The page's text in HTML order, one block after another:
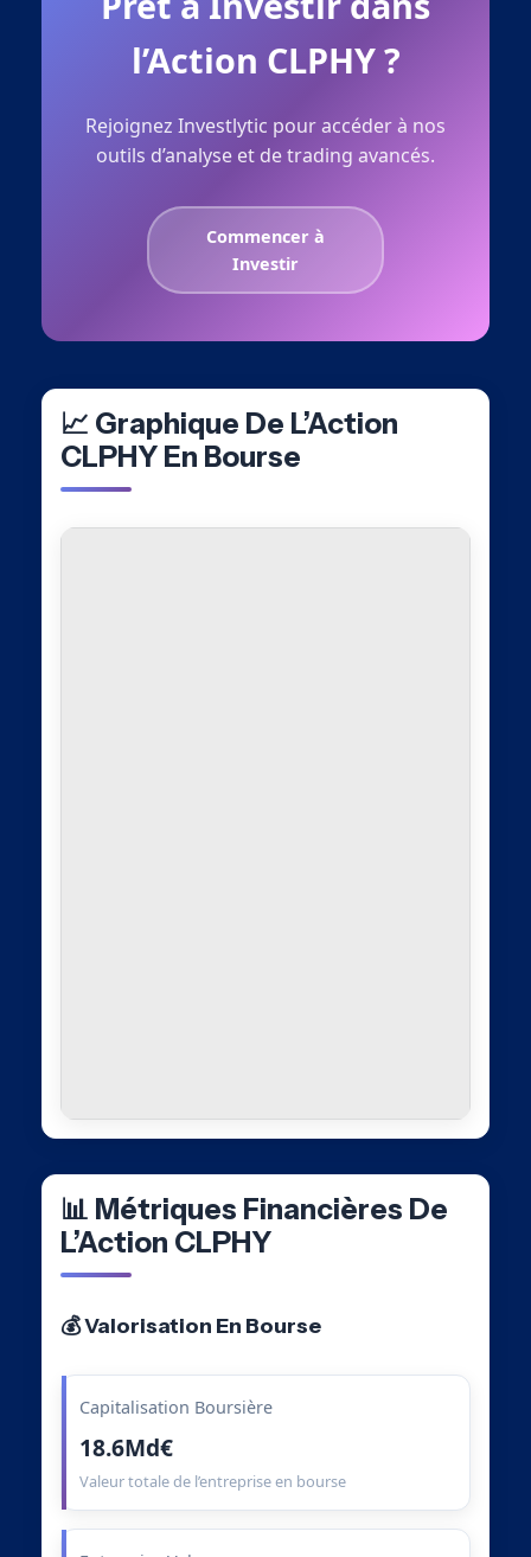
l’Action CLPHY ?
Rejoignez Investlytic pour accéder à nos
outils d’analyse et de trading avancés.
Commencer à
Investir
📈 Graphique De L’Action
CLPHY En Bourse
📊 Métriques Financières De
L’Action CLPHY
💰 Valorisation En Bourse
Capitalisation Boursière
18.6Md€
Valeur totale de l’entreprise en bourse